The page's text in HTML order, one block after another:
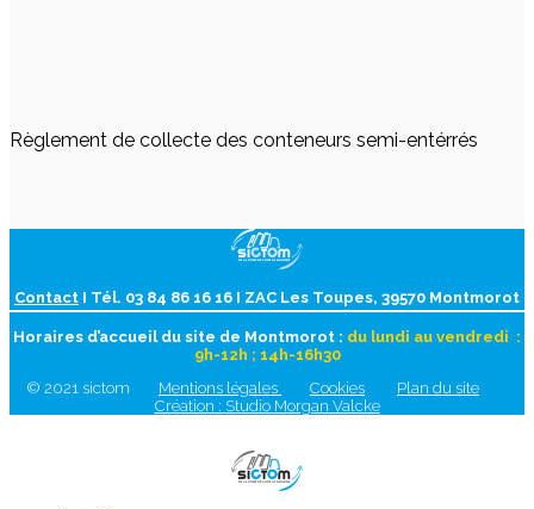
Règlement de collecte des conteneurs semi-entérrés
Contact I Tél. 03 84 86 16 16 I ZAC Les Toupes, 39570 Montmorot
Horaires d’accueil du site de Montmorot : du lundi au vendredi :
9h-12h ; 14h-16h30
© 2021 sictom
Mentions légales Cookies
Plan du site
Création : Studio Morgan Valcke